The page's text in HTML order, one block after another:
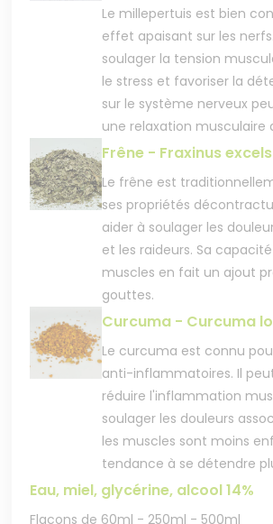
Le millepertuis est bien
effet apaisant sur les
soulager la tension
le stress et favoriser la
sur le système nerveux
une relaxation musculaire
Frêne - Fraxinus
Le frêne est
ses propriétés
aider à soulager les
et les raideurs. Sa
muscles en fait un ajout
gouttes.
Curcuma - Curcuma
Le curcuma est connu
anti-inflammatoires. Il
réduire l'inflammation
soulager les douleurs
les muscles sont moins
tendance à se détendre
Eau, miel, glycérine, alcool 14%
Flacons de 60ml - 250ml - 500ml